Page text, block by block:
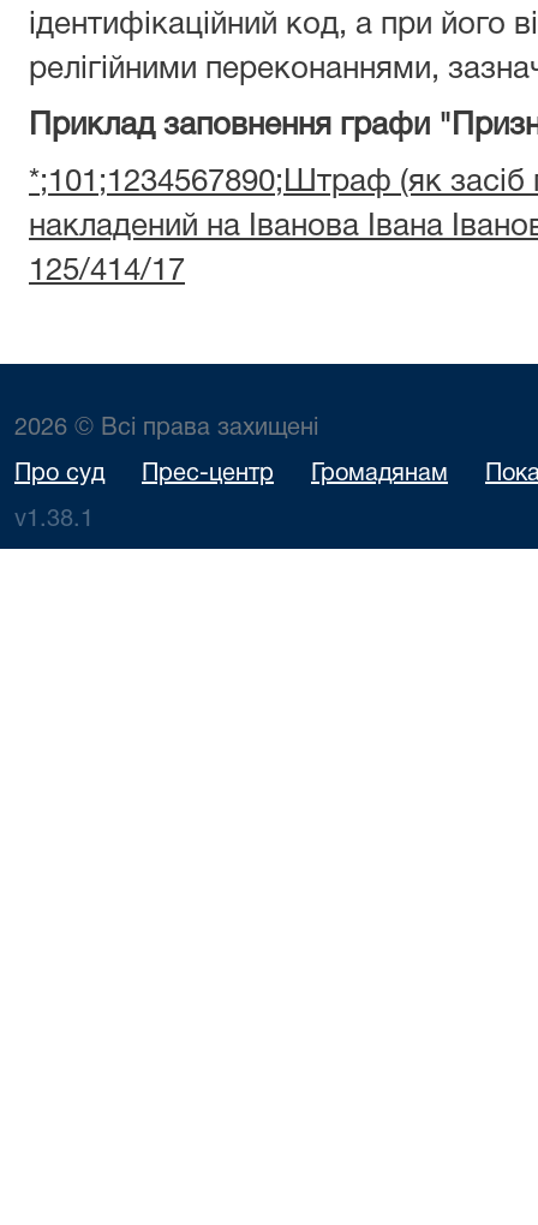
ідентифікаційний код, а при його
релігійними переконаннями,
Приклад заповнення графи
*;101;1234567890;Штраф (як засіб
накладений на Іванова Івана
125/414/17
2026 © Всі права захищені
Про суд Прес-центр Громадянам
v1.38.1